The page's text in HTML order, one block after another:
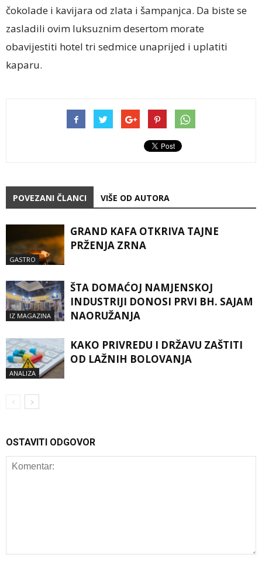
čokolade i kavijara od zlata i šampanjca. Da biste se
zasladili ovim luksuznim desertom morate
obavijestiti hotel tri sedmice unaprijed i uplatiti
kaparu.
POVEZANI ČLANCI VIŠE OD AUTORA
GASTRO
GRAND KAFA OTKRIVA TAJNE
PRŽENJA ZRNA
IZ MAGAZINA
ŠTA DOMAĆOJ NAMJENSKOJ
INDUSTRIJI DONOSI PRVI BH. SAJAM
NAORUŽANJA
ANALIZA
KAKO PRIVREDU I DRŽAVU ZAŠTITI
OD LAŽNIH BOLOVANJA
OSTAVITI ODGOVOR